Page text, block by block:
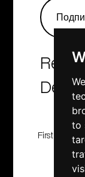
to
Real
First Class
©